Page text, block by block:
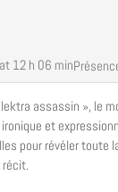
12 h 06 min
assassin », le
et
pour révéler toute